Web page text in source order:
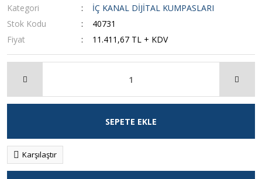
Kategori
İÇ KANAL DİJİTAL KUMPASLARI
Stok Kodu
40731
Fiyat
11.411,67 TL + KDV
SEPETE EKLE
Karşılaştır